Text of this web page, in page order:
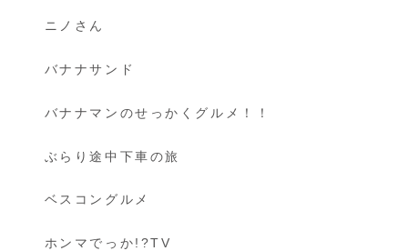
ニノさん
バナナサンド
バナナマンのせっかくグルメ！！
ぶらり途中下車の旅
ベスコングルメ
ホンマでっか!?TV